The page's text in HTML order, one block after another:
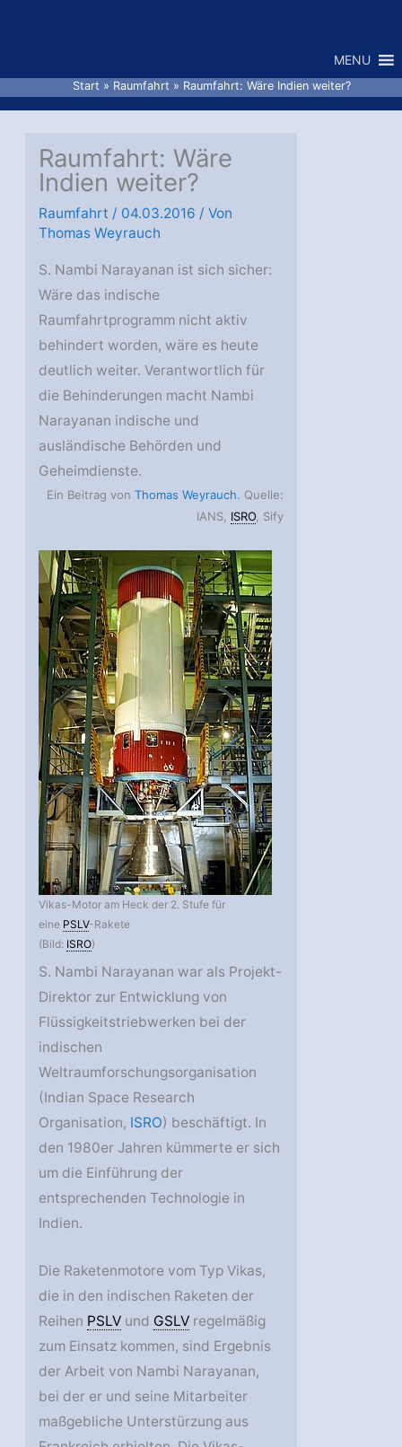
MENU
Start Raumfahrt Raumfahrt: Wäre Indien weiter?
Raumfahrt: Wäre
Indien weiter?
Raumfahrt / 04.03.2016 / Von
Thomas Weyrauch
S. Nambi Narayanan ist sich sicher:
Wäre das indische
Raumfahrtprogramm nicht aktiv
behindert worden, wäre es heute
deutlich weiter. Verantwortlich für
die Behinderungen macht Nambi
Narayanan indische und
ausländische Behörden und
Geheimdienste.
Ein Beitrag vonThomas Weyrauch. Quelle:
IANS, ISRO , Sify
Vikas-Motor am Heck der 2. Stufe für
eine PSLV-Rakete
(Bild: ISRO)
S. Nambi Narayanan war als Projekt-
Direktor zur Entwicklung von
Flüssigkeitstriebwerken bei der
indischen
Weltraumforschungsorganisation
(Indian Space Research
Organisation, ISRO) beschäftigt. In
den 1980er Jahren kümmerte er sich
um die Einführung der
entsprechenden Technologie in
Indien.
Die Raketenmotore vom Typ Vikas,
die in den indischen Raketen der
Reihen PSLV und GSLV regelmäßig
zum Einsatz kommen, sind Ergebnis
der Arbeit von Nambi Narayanan,
bei der er und seine Mitarbeiter
maßgebliche Unterstürzung aus